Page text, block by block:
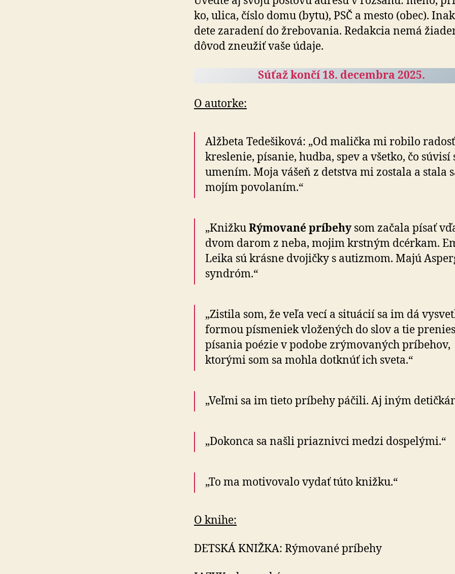
ko, ulica, číslo domu (bytu), PSČ a mesto (obec).
de­te zaradení do žrebovania. Redakcia nemá
dôvod zneužiť vaše údaje.
Súťaž končí 18. decembra 2025.
O autorke:
Alžbeta Tedešiková: „Od malička mi robilo radosť
kreslenie, písanie, hudba, spev a všetko, čo súvisí
umením. Moja vášeň z detstva mi zostala a stala
mojím povolaním.“
„KnižkuRýmované príbehysom začala písať
dvom darom z neba, mojim krstným dcérkam.
Leika sú krásne dvojičky s autizmom. Majú
syndróm.“
„Zistila som, že veľa vecí a situácií sa im dá
formou písmeniek vložených do slov a tie
písania poézie v podobe zrýmovaných príbehov,
ktorými som sa mohla dotknúť ich sveta.“
„Veľmi sa im tieto príbehy páčili. Aj iným
„Dokonca sa našli priaznivci medzi dospelými.“
„To ma motivovalo vydať túto knižku.“
O knihe:
DETSKÁ KNIŽKA: Rýmované príbehy